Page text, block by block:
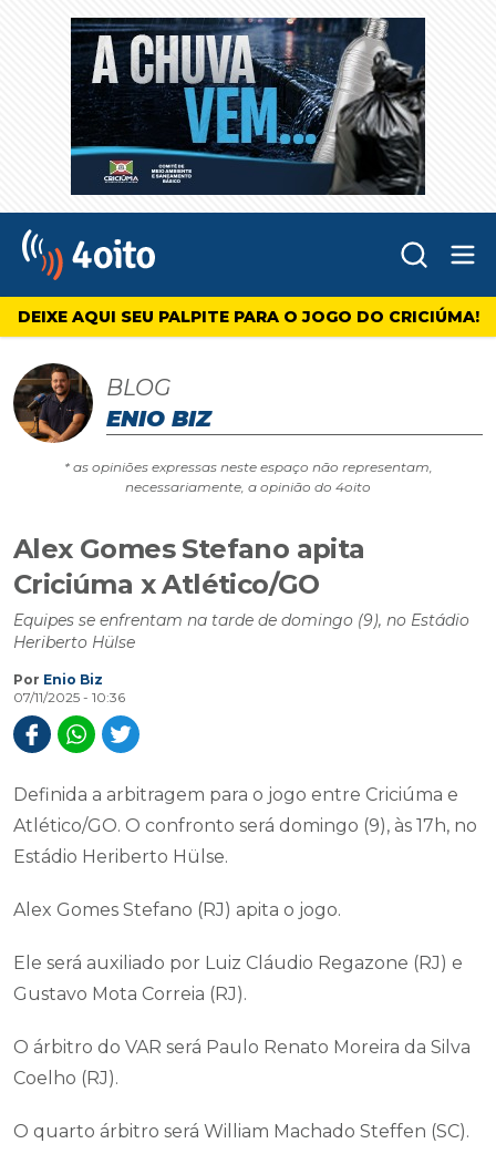
4oito
DEIXE AQUI SEU PALPITE PARA O JOGO DO CRICIÚMA!
BLOG
ENIO BIZ
* as opiniões expressas neste espaço não representam,
necessariamente, a opinião do 4oito
Alex Gomes Stefano apita
Criciúma x Atlético/GO
Equipes se enfrentam na tarde de domingo (9), no Estádio
Heriberto Hülse
Por Enio Biz
07/11/2025 - 10:36
Definida a arbitragem para o jogo entre Criciúma e
Atlético/GO. O confronto será domingo (9), às 17h, no
Estádio Heriberto Hülse.
Alex Gomes Stefano (RJ) apita o jogo.
Ele será auxiliado por Luiz Cláudio Regazone (RJ) e
Gustavo Mota Correia (RJ).
O árbitro do VAR será Paulo Renato Moreira da Silva
Coelho (RJ).
O quarto árbitro será William Machado Steffen (SC).